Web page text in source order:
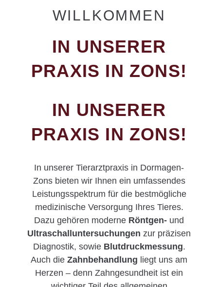
WILLKOMMEN
IN UNSERER
PRAXIS IN ZONS!
IN UNSERER
PRAXIS IN ZONS!
In unserer Tierarztpraxis in Dormagen-
Zons bieten wir Ihnen ein umfassendes
Leistungsspektrum für die bestmögliche
medizinische Versorgung Ihres Tieres.
Dazu gehören moderne Röntgen- und
Ultraschalluntersuchungen zur präzisen
Diagnostik, sowie Blutdruckmessung.
Auch die Zahnbehandlung liegt uns am
Herzen – denn Zahngesundheit ist ein